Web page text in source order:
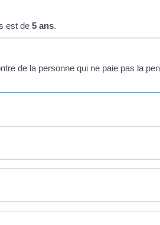
est de 5 ans.
de la personne qui ne paie pas la